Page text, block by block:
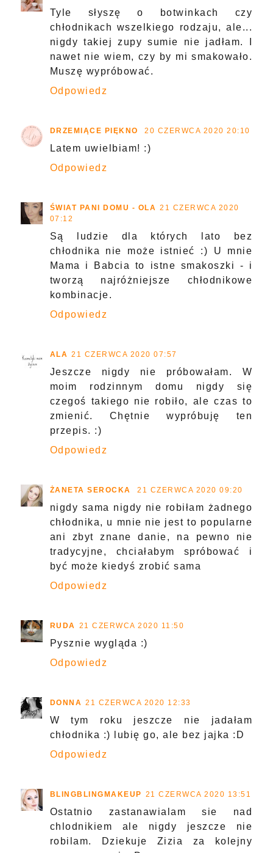
Tyle słyszę o botwinkach czy
chłodnikach wszelkiego rodzaju, ale...
nigdy takiej zupy sumie nie jadłam. I
nawet nie wiem, czy by mi smakowało.
Muszę wypróbować.
Odpowiedz
DRZEMIĄCE PIĘKNO 20 CZERWCA 2020 20:10
Latem uwielbiam! :)
Odpowiedz
ŚWIAT PANI DOMU - OLA 21 CZERWCA 2020
07:12
Są ludzie dla których lato bez
chłodnika nie może istnieć :) U mnie
Mama i Babcia to istne smakoszki - i
tworzą najróżniejsze chłodnikowe
kombinacje.
Odpowiedz
ALA 21 CZERWCA 2020 07:57
Jeszcze nigdy nie próbowałam. W
moim rodzinnym domu nigdy się
czegoś takiego nie robiło, ale czas to
zmienić. Chętnie wypróbuję ten
przepis. :)
Odpowiedz
ŻANETA SEROCKA 21 CZERWCA 2020 09:20
nigdy sama nigdy nie robiłam żadnego
chłodnika, u mnie nie jest to popularne
ani zbyt znane danie, na pewno nie
tradycyjne, chciałabym spróbować i
być może kiedyś zrobić sama
Odpowiedz
RUDA 21 CZERWCA 2020 11:50
Pysznie wygląda :)
Odpowiedz
DONNA 21 CZERWCA 2020 12:33
W tym roku jeszcze nie jadałam
chłodnika :) lubię go, ale bez jajka :D
Odpowiedz
BLINGBLINGMAKEUP 21 CZERWCA 2020 13:51
Ostatnio zastanawialam sie nad
chlodnikiem ale nigdy jeszcze nie
robilam. Dziekuje Zizia za kolejny